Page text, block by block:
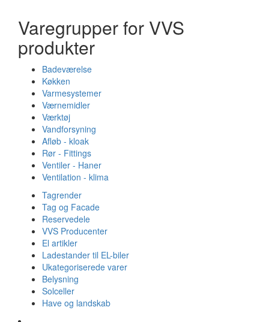
Varegrupper for VVS
produkter
Badeværelse
Køkken
Varmesystemer
Værnemidler
Værktøj
Vandforsyning
Afløb - kloak
Rør - Fittings
Ventiler - Haner
Ventilation - klima
Tagrender
Tag og Facade
Reservedele
VVS Producenter
El artikler
Ladestander til EL-biler
Ukategoriserede varer
Belysning
Solceller
Have og landskab